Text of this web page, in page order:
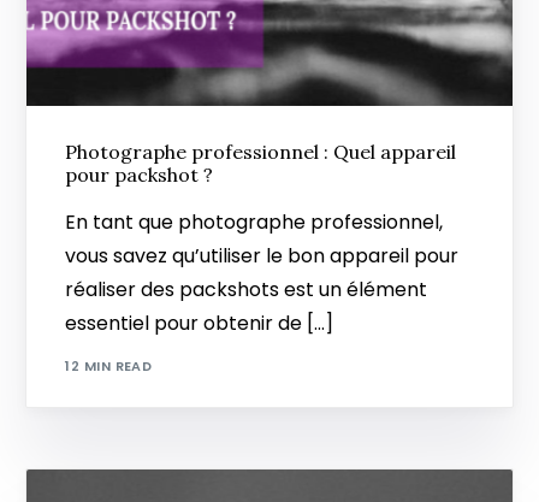
Photographe professionnel : Quel appareil
pour packshot ?
En tant que photographe professionnel,
vous savez qu’utiliser le bon appareil pour
réaliser des packshots est un élément
essentiel pour obtenir de […]
12 MIN READ